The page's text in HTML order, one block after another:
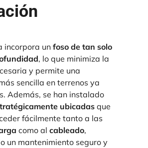
incorpora un foso de tan solo
, lo que minimiza la
y permite una
sencilla en terrenos ya
Además, se han instalado
ubicadasque
fácilmente tanto a las
como al cableado,
un mantenimiento seguro y